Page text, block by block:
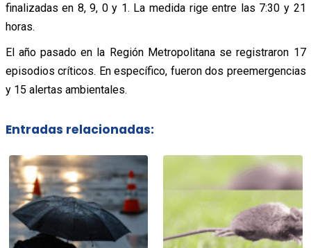
finalizadas en 8, 9, 0 y 1. La medida rige entre las 7:30 y 21
horas.
El año pasado en la Región Metropolitana se registraron 17
episodios críticos. En específico, fueron dos preemergencias
y 15 alertas ambientales.
Entradas relacionadas: